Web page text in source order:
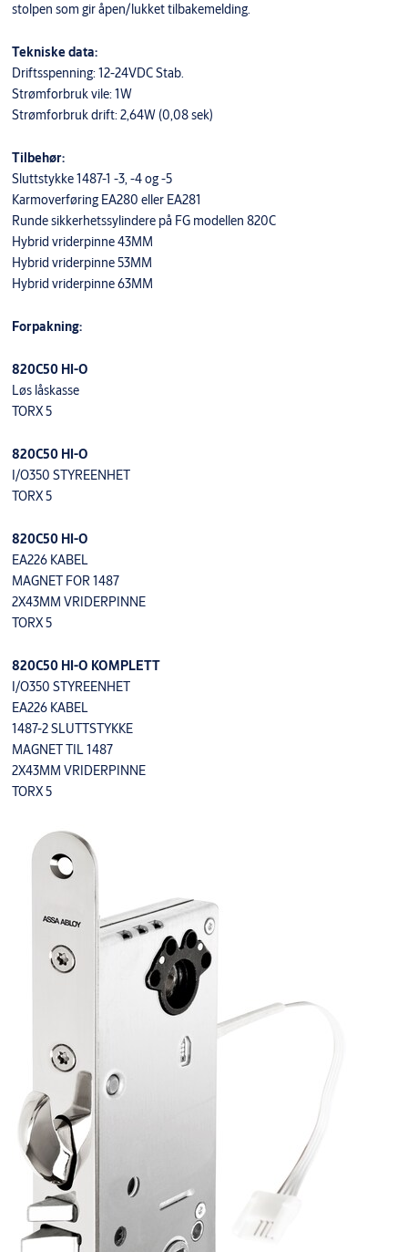
stolpen som gir åpen/lukket tilbakemelding.
Tekniske data:
Driftsspenning: 12-24VDC Stab.
Strømforbruk vile: 1W
Strømforbruk drift: 2,64W (0,08 sek)
Tilbehør:
Sluttstykke 1487-1 -3, -4 og -5
Karmoverføring EA280 eller EA281
Runde sikkerhetssylindere på FG modellen 820C
Hybrid vriderpinne 43MM
Hybrid vriderpinne 53MM
Hybrid vriderpinne 63MM
Forpakning:
820C50 HI-O
Løs låskasse
TORX 5
820C50 HI-O
I/O350 STYREENHET
TORX 5
820C50 HI-O
EA226 KABEL
MAGNET FOR 1487
2X43MM VRIDERPINNE
TORX 5
820C50 HI-O KOMPLETT
I/O350 STYREENHET
EA226 KABEL
1487-2 SLUTTSTYKKE
MAGNET TIL 1487
2X43MM VRIDERPINNE
TORX 5